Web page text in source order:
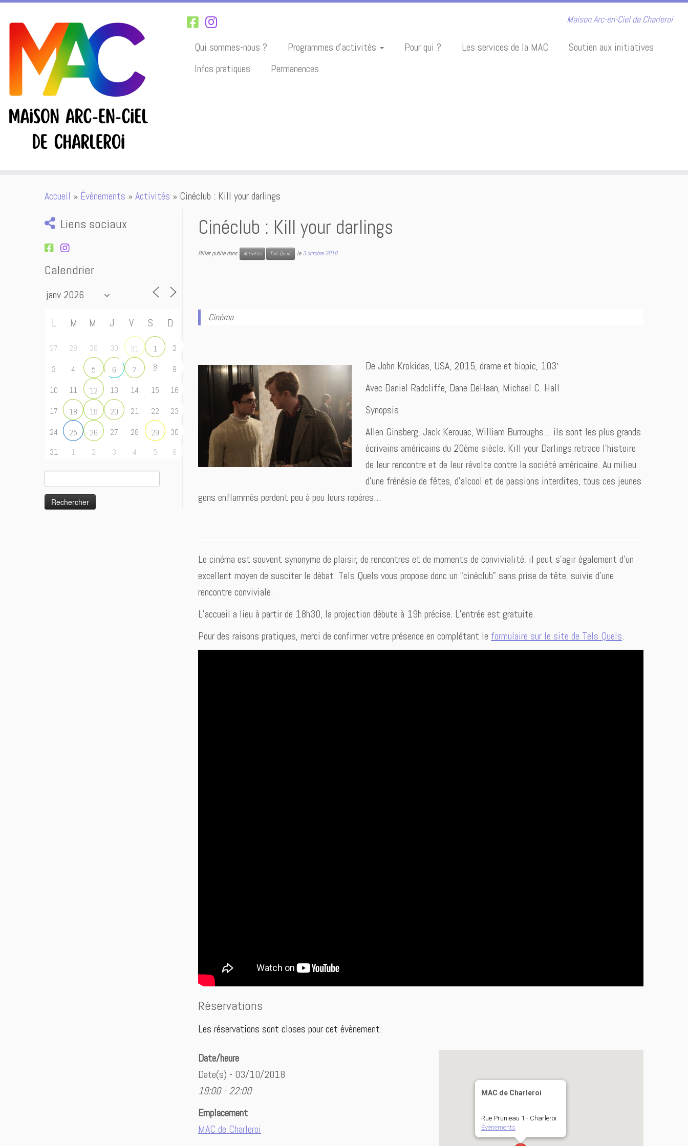
Maison Arc-en-Ciel de Charleroi
Qui sommes-nous ? Programmes d’activités Pour qui ? Les services de la MAC
Soutien aux initiatives
Infos pratiques
Permanences
Accueil » Évènements »Activités » Cinéclub : Kill your darlings
Liens sociaux
Calendrier
L M M J V S D
27 28 29 30 31 1
2
3
4 5 6 7 8
9
10
11 12 13 14 15
16
17
18 19 20 21 22
23
24
25 26 27 28 29
30
31
1 2 3 4 5 6
Cinéclub : Kill your darlings
Billet publié dans Activités Tels Quels le3 octobre 2018
Cinéma
De John Krokidas, USA, 2015, drame et biopic, 103′
Avec Daniel Radcliffe, Dane DeHaan, Michael C. Hall
Synopsis
Allen Ginsberg, Jack Kerouac, William Burroughs… ils sont les plus grands
écrivains américains du 20ème siècle. Kill your Darlings retrace l’histoire
de leur rencontre et de leur révolte contre la société américaine. Au milieu
d’une frénésie de fêtes, d’alcool et de passions interdites, tous ces jeunes
gens enflammés perdent peu à peu leurs repères…
Le cinéma est souvent synonyme de plaisir, de rencontres et de moments de convivialité, il peut s’agir également d’un
excellent moyen de susciter le débat. Tels Quels vous propose donc un “cinéclub” sans prise de tête, suivie d’une
rencontre conviviale.
L’accueil a lieu à partir de 18h30, la projection débute à 19h précise. L’entrée est gratuite.
Pour des raisons pratiques, merci de confirmer votre présence en complétant le formulaire sur le site de Tels Quels.
Réservations
Les réservations sont closes pour cet évènement.
MAC de Charleroi
Rue Prunieau 1 - Charleroi
Évènements
Date/heure
Date(s) - 03/10/2018
19:00 - 22:00
Emplacement
MAC de Charleroi